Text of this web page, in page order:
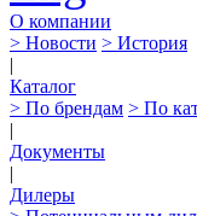
О компании
> Новости > История
|
Каталог
> По брендам > По
|
Документы
|
Дилеры